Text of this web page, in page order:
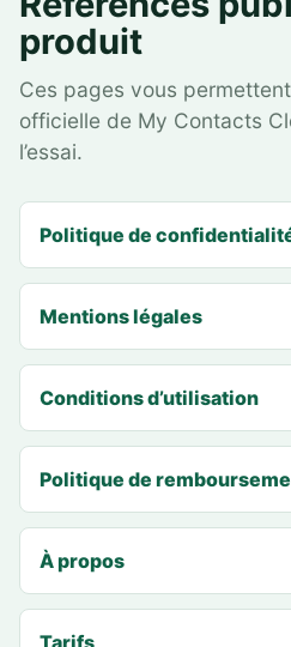
produit
Ces pages vous
officielle de My Contacts
l’essai.
Politique de
Mentions légales
Conditions d’utilisation
Politique de
À propos
Tarifs